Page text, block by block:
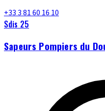
+33 3 81 60 16 10
Sdis 25
Sapeurs Pompiers du